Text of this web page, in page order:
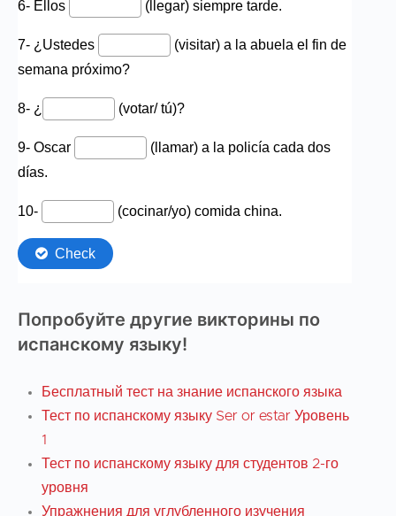
Попробуйте другие викторины по
испанскому языку!
Бесплатный тест на знание испанского языка
Тест по испанскому языку Ser or estar Уровень
1
Тест по испанскому языку для студентов 2-го
уровня
Упражнения для углубленного изучения